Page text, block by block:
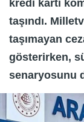
kredi kartı
taşındı.
taşımayan
gösterirken,
senaryosunu